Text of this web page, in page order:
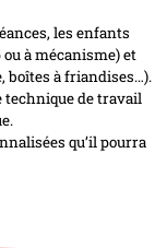
les enfants
à mécanisme) et
boîtes à friandises…).
de travail
qu’il pourra